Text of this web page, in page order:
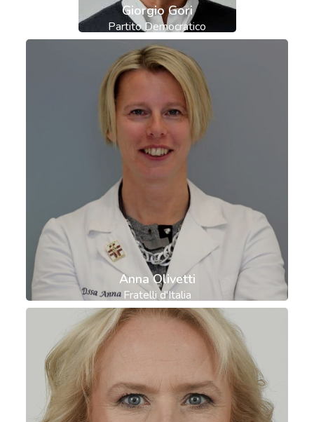
Giorgio Gori
Partito Democratico
Anna Olivetti
Fratelli d'Italia